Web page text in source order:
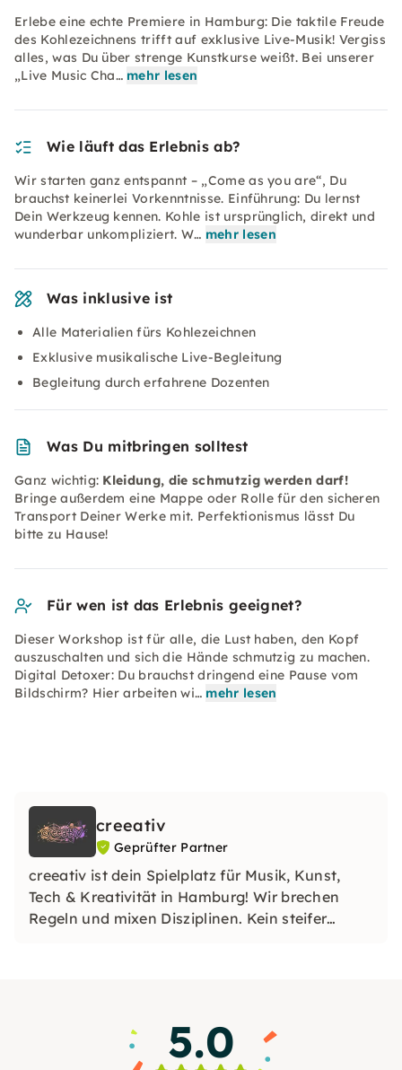
Erlebe eine echte Premiere in Hamburg: Die taktile Freude
des Kohlezeichnens trifft auf exklusive Live-Musik! Vergiss
alles, was Du über strenge Kunstkurse weißt. Bei unserer
„Live Music Cha… mehr lesen
Wie läuft das Erlebnis ab?
Wir starten ganz entspannt – „Come as you are“, Du
brauchst keinerlei Vorkenntnisse. Einführung: Du lernst
Dein Werkzeug kennen. Kohle ist ursprünglich, direkt und
wunderbar unkompliziert. W… mehr lesen
Was inklusive ist
Alle Materialien fürs Kohlezeichnen
Exklusive musikalische Live-Begleitung
Begleitung durch erfahrene Dozenten
Was Du mitbringen solltest
Ganz wichtig: Kleidung, die schmutzig werden darf!
Bringe außerdem eine Mappe oder Rolle für den sicheren
Transport Deiner Werke mit. Perfektionismus lässt Du
bitte zu Hause!
Für wen ist das Erlebnis geeignet?
Dieser Workshop ist für alle, die Lust haben, den Kopf
auszuschalten und sich die Hände schmutzig zu machen.
Digital Detoxer: Du brauchst dringend eine Pause vom
Bildschirm? Hier arbeiten wi… mehr lesen
creeativ
Geprüfter Partner
creeativ ist dein Spielplatz für Musik, Kunst,
Tech & Kreativität in Hamburg! Wir brechen
Regeln und mixen Disziplinen. Kein steifer
5.0